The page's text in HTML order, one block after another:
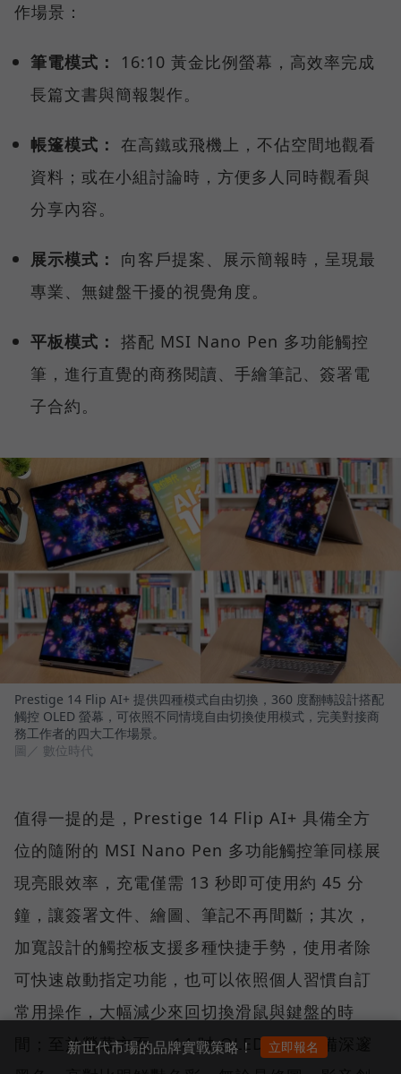
作場景：
筆電模式：
16:10 黃金比例螢幕，高效率完成
長篇文書與簡報製作。
帳篷模式： 在高鐵或飛機上，不佔空間地觀看
資料；或在小組討論時，方便多人同時觀看與
分享內容。
展示模式：
向客戶提案、展示簡報時，呈現最
專業、無鍵盤干擾的視覺角度。
平板模式： 搭配 MSI Nano Pen 多功能觸控
筆，進行直覺的商務閱讀、手繪筆記、簽署電
子合約。
Prestige 14 Flip AI+ 提供四種模式自由切換，360 度翻轉設計搭配
觸控 OLED 螢幕，可依照不同情境自由切換使用模式，完美對接商
務工作者的四大工作場景。
圖／ 數位時代
值得一提的是，Prestige 14 Flip AI+ 具備全方
位的隨附的 MSI Nano Pen 多功能觸控筆同樣展
現亮眼效率，充電僅需 13 秒即可使用約 45 分
鐘，讓簽署文件、繪圖、筆記不再間斷；其次，
加寬設計的觸控板支援多種快捷手勢，使用者除
可快速啟動指定功能，也可以依照個人習慣自訂
常用操作，大幅減少來回切換滑鼠與鍵盤的時
間；至於螢幕方面， 14 吋 OLED 面板具備深邃
新世代市場的品牌實戰策略！ 立即報名